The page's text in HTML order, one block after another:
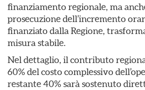
finanziamento regionale, ma
prosecuzione dell’incremento
finanziato dalla Regione,
misura stabile.
Nel dettaglio, il contributo
60% del costo complessivo
restante 40% sarà sostenuto